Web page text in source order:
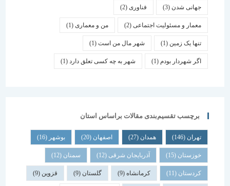
جهانی شدن(3) فناوری (2)
معمار و مسئولیت اجتماعی (2) من و معماری (1)
تنها یک زمین(1) شهر مال من است(1)
اگر شهردار بودم (1) شهر به چه کسی تعلق دارد(1)
برچسب تقسیم‌بندی مقالات براساس استان
همدان اصفهان (20) بوشهر
خوزستان(15) آذربایجان شرقی(12) سمنان (12)
کردستان(11) کرمانشاه(9) گلستان (9) قزوین